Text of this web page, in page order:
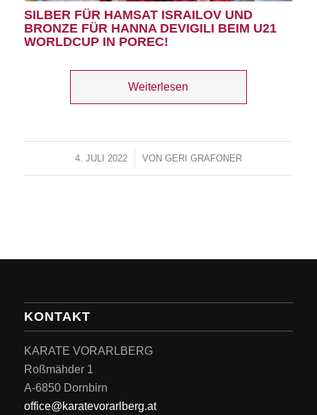
SILBER FÜR HAMSAT ISRAILOV UND
BRONZE FÜR HANNA DEVIGILI BEIM U21
WORLDCUP IN POREC!
Weiterlesen
4. JULI 2022
/ VON GERI GRAFONER
KONTAKT
KARATE VORARLBERG
Roßmähder 1
A-6850 Dornbirn
office@karatevorarlberg.at